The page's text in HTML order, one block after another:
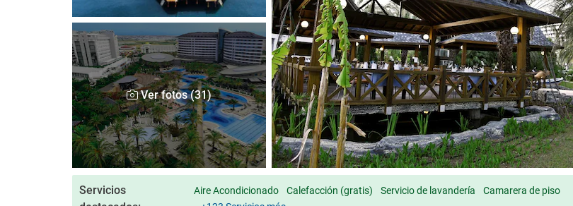
Ver fotos (31)
Servicios
Aire Acondicionado Calefacción (gratis) Servicio de lavandería
Camarera de piso